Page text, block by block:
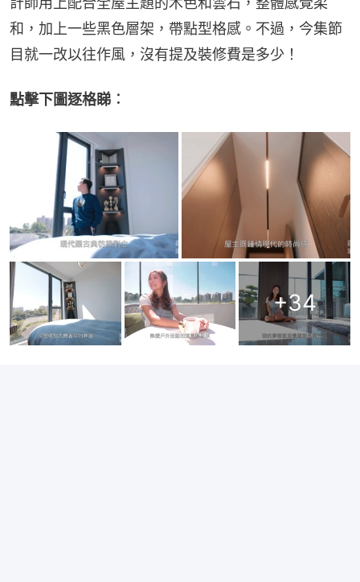
和，加上一些黑色層架，帶點型格感。不過，今集節
目就一改以往作風，沒有提及裝修費是多少！
點擊下圖逐格睇︰
+34